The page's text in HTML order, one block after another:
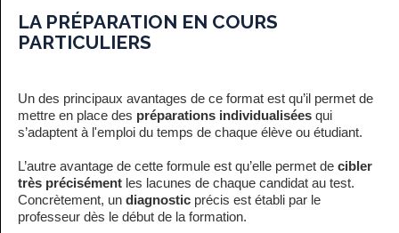
LA PRÉPARATION EN COURS
PARTICULIERS
Un des principaux avantages de ce format est qu’il permet de
mettre en place des préparations individualisées qui
s’adaptent à l'emploi du temps de chaque élève ou étudiant.
L’autre avantage de cette formule est qu’elle permet de cibler
très précisément les lacunes de chaque candidat au test.
Concrètement, un diagnostic précis est établi par le
professeur dès le début de la formation.